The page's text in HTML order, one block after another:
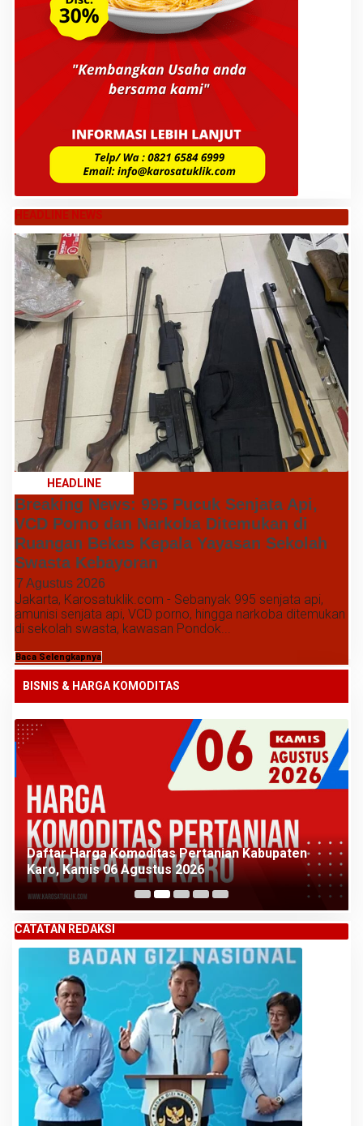
HEADLINE NEWS
HEADLINE
Breaking News: 995 Pucuk Senjata Api,
VCD Porno dan Narkoba Ditemukan di
Ruangan Bekas Kepala Yayasan Sekolah
Swasta Kebayoran
7 Agustus 2026
Jakarta, Karosatuklik.com - Sebanyak 995 senjata api,
amunisi senjata api, VCD porno, hingga narkoba ditemukan
di sekolah swasta, kawasan Pondok...
Baca Selengkapnya
BISNIS & HARGA KOMODITAS
Daftar Harga Komoditas Pertanian Kabupaten
Karo, Kamis 06 Agustus 2026
CATATAN REDAKSI